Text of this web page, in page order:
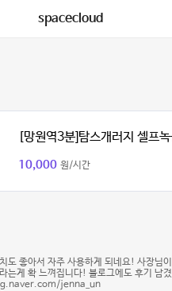
spacecloud
[망원역3분]탐스개러지 셀프
10,000 원/시간
도 좋아서 자주 사용하게 되네요! 사장님
는게 확 느껴집니다! 블로그에도 후기 남
jenna_un